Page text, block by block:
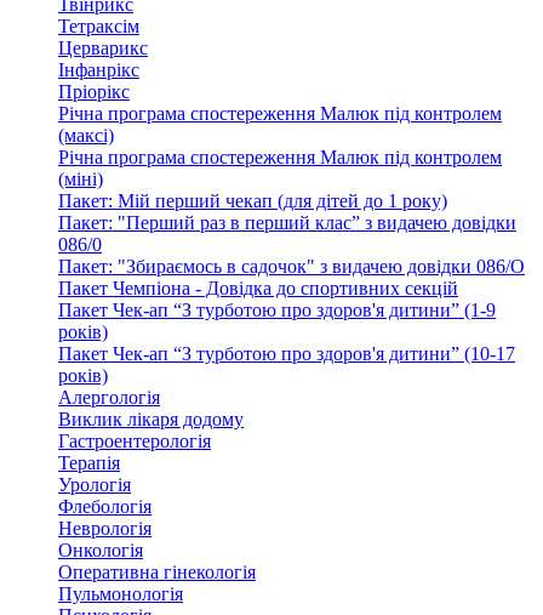
Твінрикс
Тетраксім
Церварикс
Інфанрікс
Пріорікс
Річна програма спостереження Малюк під контролем
(максі)
Річна програма спостереження Малюк під контролем
(міні)
Пакет: Мій перший чекап (для дітей до 1 року)
Пакет: "Перший раз в перший клас” з видачею довідки
086/0
Пакет: "Збираємось в садочок" з видачею довідки 086/О
Пакет Чемпіона - Довідка до спортивних секцій
Пакет Чек-ап “З турботою про здоров'я дитини” (1-9
років)
Пакет Чек-ап “З турботою про здоров'я дитини” (10-17
років)
Алергологія
Виклик лікаря додому
Гастроентерологія
Терапія
Урологія
Флебологія
Неврологія
Онкологія
Оперативна гінекологія
Пульмонологія